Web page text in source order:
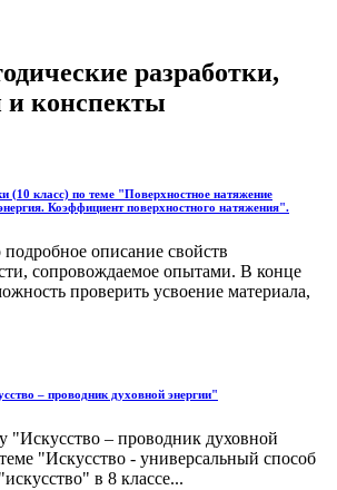
разработки,
и конспекты
(10 класс) по теме "Поверхностное натяжение
Коэффициент поверхностного натяжения".
описание свойств
сопровождаемое опытами. В конце
проверить усвоение материала,
– проводник духовной энергии"
"Искусство – проводник духовной
"Искусство - универсальный способ
в 8 классе...